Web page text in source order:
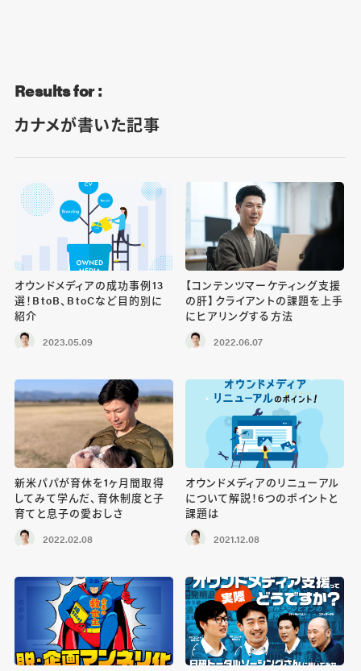
Results for :
カナメが書いた記事
オウンドメディアの成功事例13
選！BtoB、BtoCなど目的別に
紹介
2023.05.09
【コンテンツマーケティング支援
の肝】クライアントの課題を上手
にヒアリングする方法
2022.06.07
新米パパが育休を1ヶ月間取得
してみて学んだ、育休制度と子
育てと息子の愛おしさ
2022.02.08
オウンドメディアのリニューアル
について解説！6つのポイントと
課題は
2021.12.08